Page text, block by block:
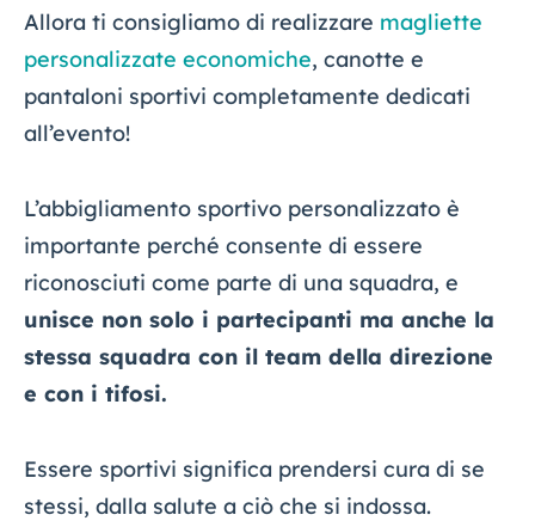
Allora ti consigliamo di realizzare magliette
personalizzate economiche, canotte e
pantaloni sportivi completamente dedicati
all’evento!
L’abbigliamento sportivo personalizzato è
importante perché consente di essere
riconosciuti come parte di una squadra, e
unisce non solo i partecipanti ma anche la
stessa squadra con il team della direzione
e con i tifosi.
Essere sportivi significa prendersi cura di se
stessi, dalla salute a ciò che si indossa.